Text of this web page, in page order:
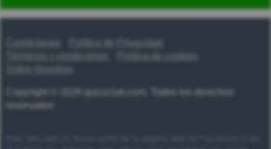
Contáctanos
Política de Privacidad
Términos y condiciones
Copyright © 2026 quizzclub.com. Todos los derechos
reservados